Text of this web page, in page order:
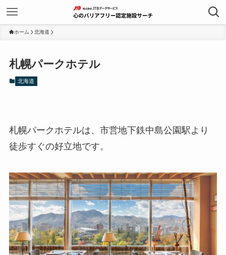
ホーム 北海道
札幌パークホテル
北海道
札幌パークホテルは、市営地下鉄中島公園駅より
徒歩すぐの好立地です。